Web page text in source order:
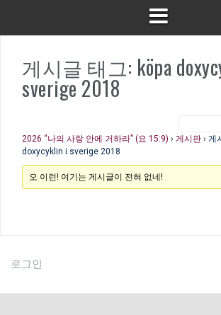
게시글 태그: köpa
sverige 2018
2026 “나의 사랑 안에 거하라” (요 15:9) › 게시판 › 게
doxycyklin i sverige 2018
오 이런! 여기는 게시글이 전혀 없네!
로그인